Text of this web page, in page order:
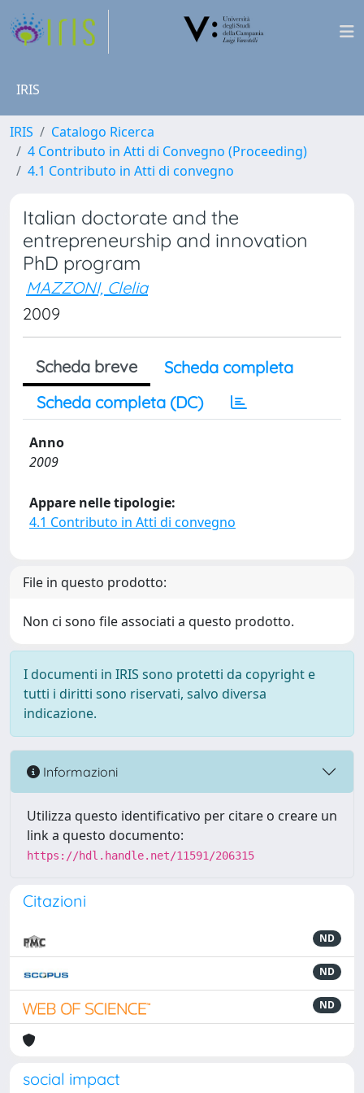
IRIS
IRIS
Catalogo Ricerca
4 Contributo in Atti di Convegno (Proceeding)
4.1 Contributo in Atti di convegno
Italian doctorate and the
entrepreneurship and innovation
PhD program
MAZZONI, Clelia
2009
Scheda breve
Scheda completa
Scheda completa (DC)
Anno
2009
Appare nelle tipologie:
4.1 Contributo in Atti di convegno
File in questo prodotto:
Non ci sono file associati a questo prodotto.
I documenti in IRIS sono protetti da copyright e
tutti i diritti sono riservati, salvo diversa
indicazione.
Informazioni
Utilizza questo identificativo per citare o creare un
link a questo documento:
https://hdl.handle.net/11591/206315
Citazioni
ND
ND
ND
social impact